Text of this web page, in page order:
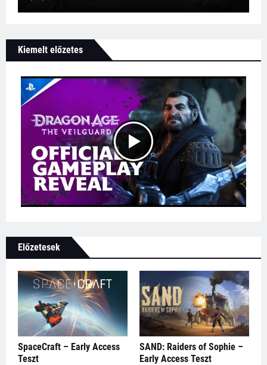
Kiemelt előzetes
Előzetesek
SpaceCraft – Early Access
Teszt
SAND: Raiders of Sophie –
Early Access Teszt